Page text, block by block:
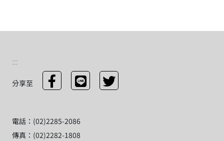
:::
分享至
電話：(02)2285-2086
傳真：(02)2282-1808